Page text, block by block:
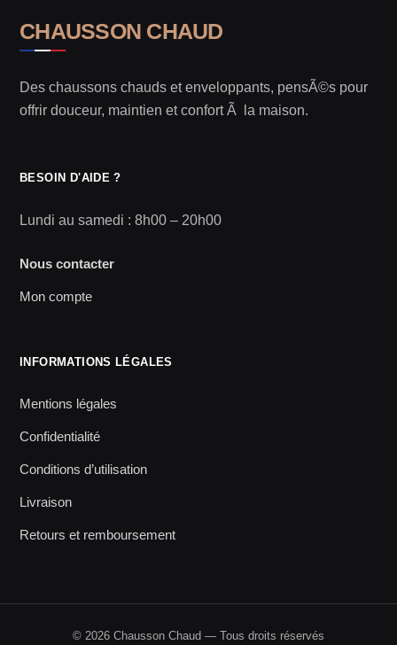
CHAUSSON CHAUD
Des chaussons chauds et enveloppants, pensÃ©s pour
offrir douceur, maintien et confort Ã la maison.
BESOIN D'AIDE ?
Lundi au samedi : 8h00 – 20h00
Nous contacter
Mon compte
INFORMATIONS LÉGALES
Mentions légales
Confidentialité
Conditions d’utilisation
Livraison
Retours et remboursement
© 2026 Chausson Chaud — Tous droits réservés